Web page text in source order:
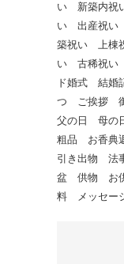
い 新築内
い 出産祝
築祝い 上棟
い 古稀祝
ド婚式 結
つ ご挨拶
父の日 母の
粗品 お香
引き出物
盆 供物 お
料 メッセー